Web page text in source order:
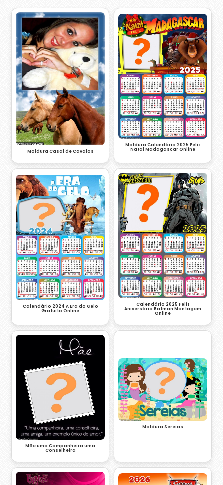
Moldura Casal de Cavalos
Moldura Calendário 2025 Feliz
Natal Madagascar Online
Calendário 2024 A Era do Gelo
Gratuito Online
Calendário 2025 Feliz
Aniversário Batman Montagem
Online
Mãe uma Companheira uma
Conselheira
Moldura Sereias